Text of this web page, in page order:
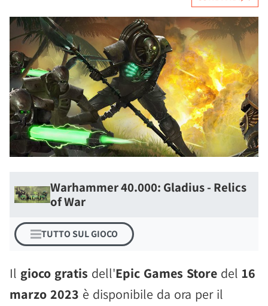
Warhammer 40.000: Gladius - Relics
of War
TUTTO SUL GIOCO
Il gioco gratis dell'Epic Games Store del 16
marzo 2023 è disponibile da ora per il